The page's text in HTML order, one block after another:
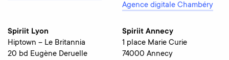
Agence digitale Chambéry
Spiriit Lyon
Hiptown – Le Britannia
20 bd Eugène Deruelle
Spiriit Annecy
1 place Marie Curie
74000 Annecy